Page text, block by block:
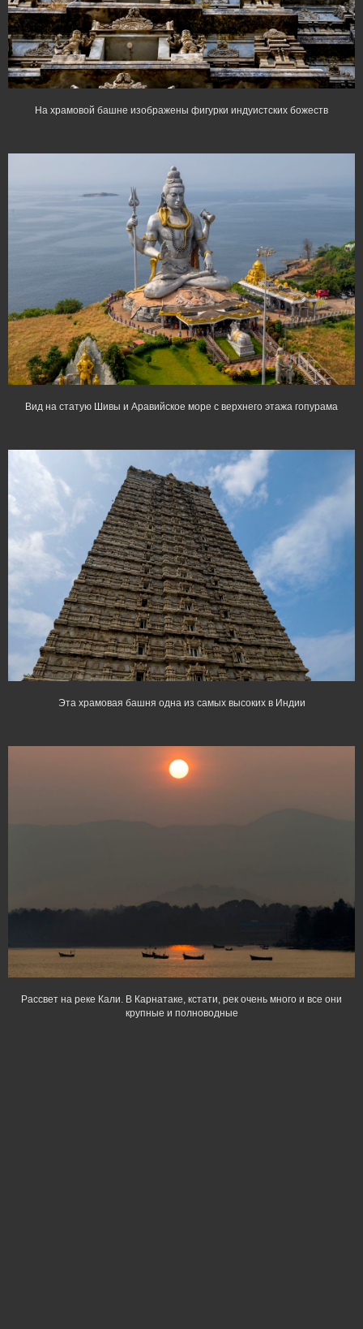
На храмовой башне изображены фигурки индуистских божеств
Вид на статую Шивы и Аравийское море с верхнего этажа гопурама
Эта храмовая башня одна из самых высоких в Индии
Рассвет на реке Кали. В Карнатаке, кстати, рек очень много и все они
крупные и полноводные